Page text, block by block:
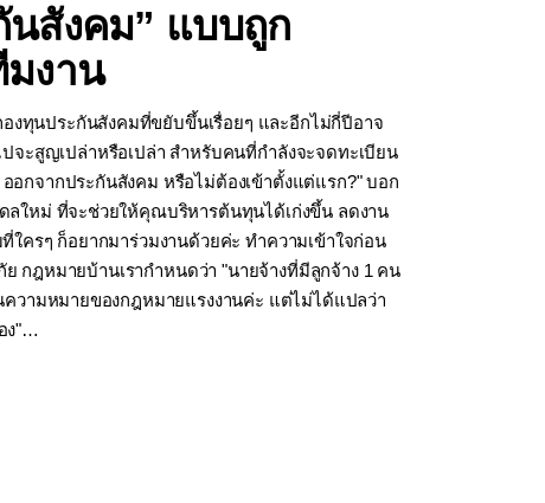
นสังคม” แบบถูก
งาน
งทุนประกันสังคมที่ขยับขึ้นเรื่อยๆ และอีกไม่กี่ปีอาจ
จะสูญเปล่าหรือเปล่า สำหรับคนที่กำลังจะจดทะเบียน
อกจากประกันสังคม หรือไม่ต้องเข้าตั้งแต่แรก?" บอก
ลใหม่ ที่จะช่วยให้คุณบริหารต้นทุนได้เก่งขึ้น ลดงาน
ใครๆ ก็อยากมาร่วมงานด้วยค่ะ ทำความเข้าใจก่อน
กฎหมายบ้านเรากำหนดว่า "นายจ้างที่มีลูกจ้าง 1 คน
วามหมายของกฎหมายแรงงานค่ะ แต่ไม่ได้แปลว่า
ง"…